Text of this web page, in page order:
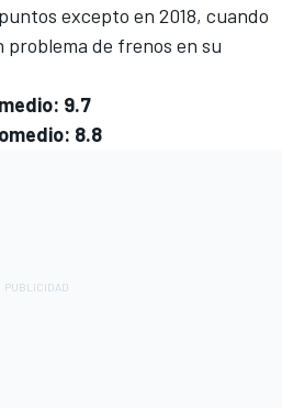
excepto en 2018, cuando
de frenos en su
9.7
8.8